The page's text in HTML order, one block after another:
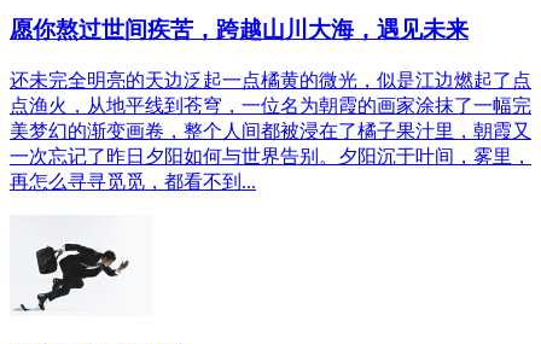
愿你熬过世间疾苦，跨越山川大海，遇见未来
还未完全明亮的天边泛起一点橘黄的微光，似是江边燃起了点
点渔火，从地平线到苍穹，一位名为朝霞的画家涂抹了一幅完
美梦幻的渐变画卷，整个人间都被浸在了橘子果汁里，朝霞又
一次忘记了昨日夕阳如何与世界告别。夕阳沉于叶间，雾里，
再怎么寻寻觅觅，都看不到...